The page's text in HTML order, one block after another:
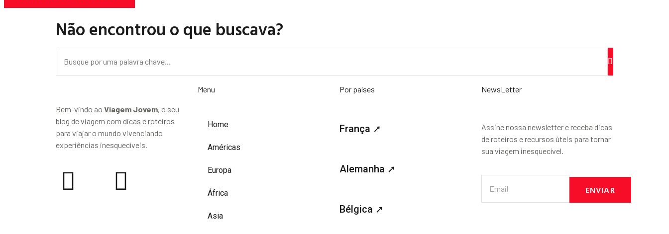
Não encontrou o que buscava?
Bem-vindo ao Viagem Jovem, o seu
blog de viagem com dicas e roteiros
para viajar o mundo vivenciando
experiências inesquecíveis.
Menu
Home
Américas
Europa
África
Asia
Por países
França ➚
Alemanha ➚
Bélgica ➚
NewsLetter
Assine nossa newsletter e receba dicas
de roteiros e recursos úteis para tornar
sua viagem inesquecível.
ENVIAR